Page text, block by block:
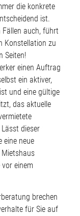
die konkrete
ist.
auch, führt
Konstellation zu
Seiten!
einen Auftrag
ein aktiver,
und eine gültige
das aktuelle
dieser
eine neue
einem
brechen
für Sie auf